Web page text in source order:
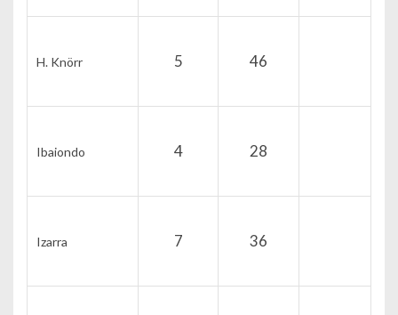
H. Knörr 5 46
Ibaiondo 4 28
Izarra 7 36